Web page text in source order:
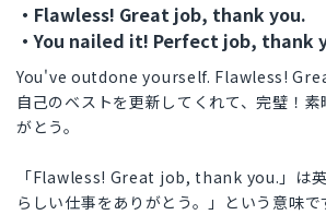
・Flawless! Great job, thank you.
・You nailed it! Perfect job, thank
You've outdone yourself. Flawless!
自己のベストを更新してくれて、完璧！
がとう。
「Flawless! Great job, thank you.」は
らしい仕事をありがとう。」という意味